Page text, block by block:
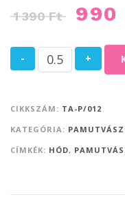
1 390Ft 990
- +
CIKKSZÁM: TA-P/012
KATEGÓRIA:
CÍMKÉK: HÓD,